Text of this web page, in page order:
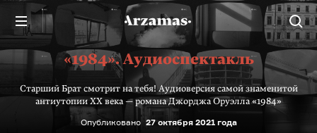
«1984». Аудиоспектакль
Старший Брат смотрит на тебя! Аудиоверсия самой знаменитой
антиутопии XX века — романа Джорджа Оруэлла «1984»
Опубликовано 27 октября 2021 года